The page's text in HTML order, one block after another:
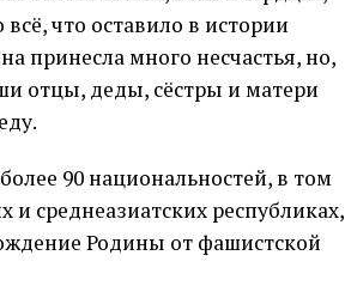
что оставило в истории
принесла много несчастья, но,
отцы, деды, сёстры и матери
90 национальностей, в том
среднеазиатских республиках,
Родины от фашистской